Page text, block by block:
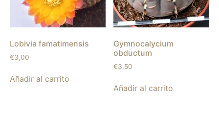
Lobivia famatimensis
€3,00
Añadir al carrito
Gymnocalycium
obductum
€3,50
Añadir al carrito